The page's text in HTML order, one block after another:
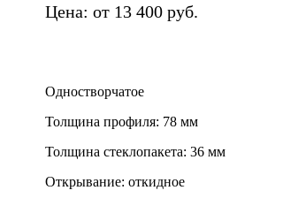
Цена: от 13 400 руб.
Одностворчатое
Толщина профиля: 78 мм
Толщина стеклопакета: 36 мм
Открывание: откидное